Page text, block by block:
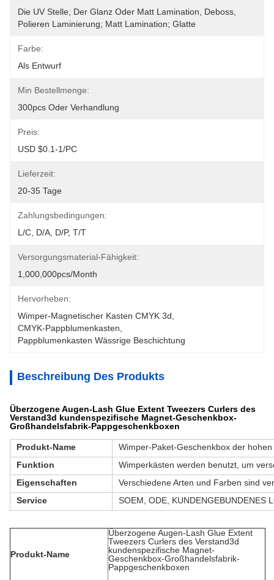
Die UV Stelle, Der Glanz Oder Matt Lamination, Deboss,
Polieren Laminierung; Matt Lamination; Glatte
Farbe:
Als Entwurf
Min Bestellmenge:
300pcs Oder Verhandlung
Preis:
USD $0.1-1/PC
Lieferzeit:
20-35 Tage
Zahlungsbedingungen:
L/C, D/A, D/P, T/T
Versorgungsmaterial-Fähigkeit:
1,000,000pcs/month
Hervorheben:
Wimper-Magnetischer Kasten CMYK 3d
CMYK-Pappblumenkasten
Pappblumenkasten Wässrige Beschichtung
Beschreibung Des Produkts
Überzogene Augen-Lash Glue Extent Tweezers Curlers des
Verstand3d kundenspezifische Magnet-Geschenkbox-
Großhandelsfabrik-Pappgeschenkboxen
Produkt-Name
Wimper-Paket-Geschenkbox der
Funktion
Wimperkästen werden benutzt, um
Eigenschaften
Verschiedene Arten und Farben sind
Service
SOEM, ODE, KUNDENGEBUNDENES
Produkt-Name
Überzogene Augen-Lash Glue Extent
Tweezers Curlers des Verstand3d
kundenspezifische Magnet-
Geschenkbox-Großhandelsfabrik-
Pappgeschenkboxen